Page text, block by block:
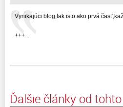
Vynikajúci blog,tak isto ako prvá
+++ ...
Ďalšie články od